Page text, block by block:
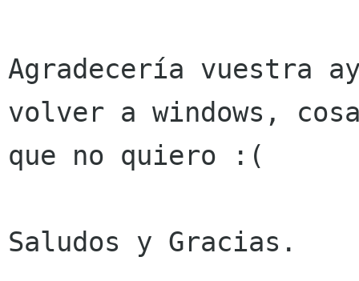
Agradecería vuestra
volver a windows,
que no quiero :(
Saludos y Gracias.